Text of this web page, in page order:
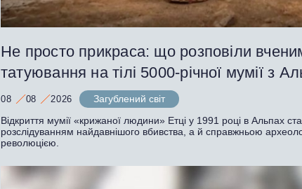
Не просто прикраса: що розповіли
татуювання на тілі 5000-річної мумії з
08 08 2026
Загублений світ
Відкриття мумії «крижаної людини» Етці у 1991 році в Альпах
розслідуванням найдавнішого вбивства, а й справжньою
революцією.